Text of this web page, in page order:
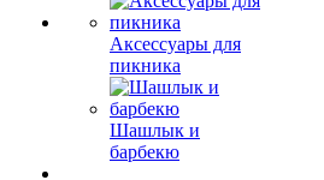
Аксессуары для
пикника
Шашлык и
барбекю